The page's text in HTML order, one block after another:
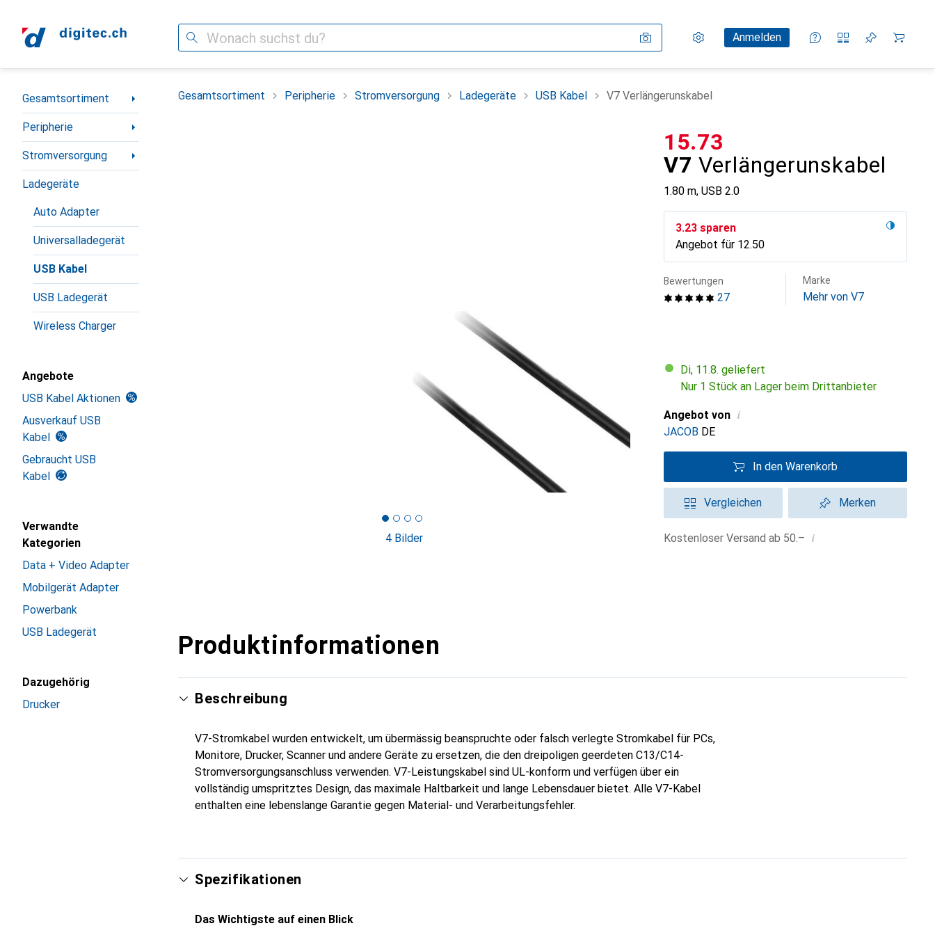
Suche Einstellungen
KundenkontoAnmelden
Vergleichslisten
Merklisten
Warenkorb
Navigation nach Kategorien
Gesamtsortiment
Peripherie
Stromversorgung
Ladegeräte
Auto Adapter
Universalladegerät
USB Kabel
USB Ladegerät
Wireless Charger
Angebote
USB Kabel Aktionen
Ausverkauf USB
Kabel
Gebraucht USB
Kabel
Verwandte
Kategorien
Data + Video Adapter
Mobilgerät Adapter
Powerbank
USB Ladegerät
Dazugehörig
Drucker
Gesamtsortiment Peripherie Stromversorgung Ladegeräte USB Kabel V7 Verlängerunskabel
4 Bilder
V7 Verlängerunskabel
1.80 m, USB 2.0
CHF
15.73
CHF
3.23 sparen
Angebot für CHF
12.50
27
Bewertungen Marke
Mehr von V7
Di, 11.8. geliefert
Nur 1 Stück an Lager beim Drittanbieter
Angebot von i
JACOB DE
In den Warenkorb
Vergleichen Merken
Kostenloser Versand ab 50.– i
Produktinformationen
Beschreibung
V7-Stromkabel wurden entwickelt, um übermässig beanspruchte oder falsch verlegte Stromkabel für PCs,
Monitore, Drucker, Scanner und andere Geräte zu ersetzen, die den dreipoligen geerdeten C13/C14-
Stromversorgungsanschluss verwenden. V7-Leistungskabel sind UL-konform und verfügen über ein
vollständig umspritztes Design, das maximale Haltbarkeit und lange Lebensdauer bietet. Alle V7-Kabel
enthalten eine lebenslange Garantie gegen Material- und Verarbeitungsfehler.
Spezifikationen
Das Wichtigste auf einen Blick